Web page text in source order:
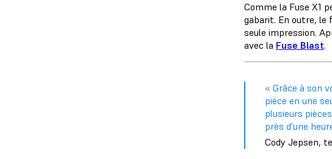
Comme la Fuse X1
gabarit. En outre, le
seule impression.
avec la Fuse Blast.
« Grâce à son
pièce en une
plusieurs
près d'une
Cody Jepsen,